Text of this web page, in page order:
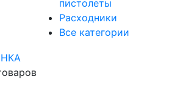
пистолеты
Расходники
Все категории